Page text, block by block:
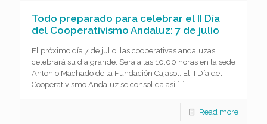
Todo preparado para celebrar el II Día
del Cooperativismo Andaluz: 7 de julio
El próximo día 7 de julio, las cooperativas andaluzas
celebrará su día grande. Será a las 10.00 horas en la sede
Antonio Machado de la Fundación Cajasol. El II Día del
Cooperativismo Andaluz se consolida así […]
Read more